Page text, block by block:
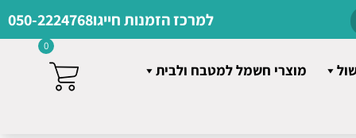
למרכז הזמנות חייגו050-2224768
מוצרי חשמל למטבח ולבית
0